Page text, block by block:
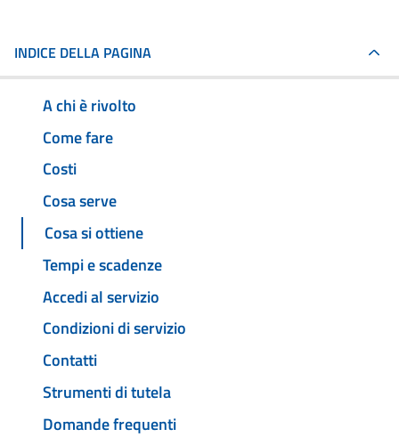
INDICE DELLA PAGINA
A chi è rivolto
Come fare
Costi
Cosa serve
Cosa si ottiene
Tempi e scadenze
Accedi al servizio
Condizioni di servizio
Contatti
Strumenti di tutela
Domande frequenti